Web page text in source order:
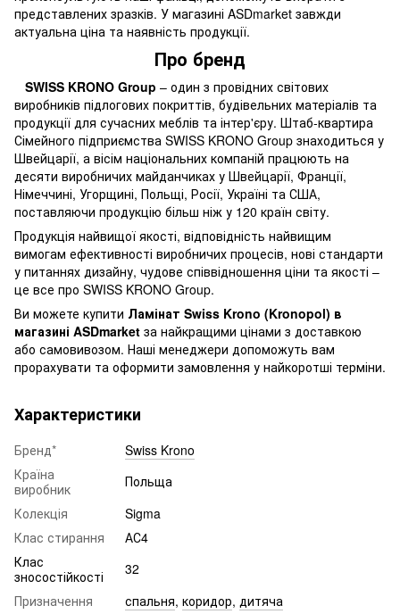
представлених зразків. У магазині ASDmarket завжди
актуальна ціна та наявність продукції.
Про бренд
SWISS KRONO Group – один з провідних світових
виробників підлогових покриттів, будівельних матеріалів та
продукції для сучасних меблів та інтер'єру. Штаб-квартира
Сімейного підприємства SWISS KRONO Group знаходиться у
Швейцарії, а вісім національних компаній працюють на
десяти виробничих майданчиках у Швейцарії, Франції,
Німеччині, Угорщині, Польщі, Росії, Україні та США,
поставляючи продукцію більш ніж у 120 країн світу.
Продукція найвищої якості, відповідність найвищим
вимогам ефективності виробничих процесів, нові стандарти
у питаннях дизайну, чудове співвідношення ціни та якості –
це все про SWISS KRONO Group.
Ви можете купити Ламінат Swiss Krono (Kronopol) в
магазині ASDmarket за найкращими цінами з доставкою
або самовивозом. Наші менеджери допоможуть вам
прорахувати та оформити замовлення у найкоротші терміни.
Характеристики
Бренд*
Swiss Krono
Країна
виробник
Польща
Колекція
Sigma
Клас стирання
АС4
Клас
зносостійкості
32
Призначення
спальня, коридор, дитяча